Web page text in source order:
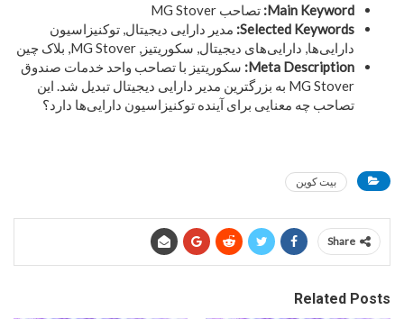
Main Keyword: تصاحب MG Stover
Selected Keywords: مدیر دارایی دیجیتال, توکنیزاسیون
دارایی‌ها, دارایی‌های دیجیتال, سکوریتیز, MG Stover, بلاک چین
Meta Description: سکوریتیز با تصاحب واحد خدمات صندوق
MG Stover به بزرگترین مدیر دارایی دیجیتال تبدیل شد. این
تصاحب چه معنایی برای آینده توکنیزاسیون دارایی‌ها دارد؟
بیت کوین
Share
Related Posts